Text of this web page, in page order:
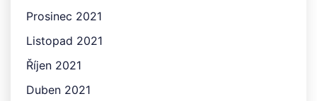
Prosinec 2021
Listopad 2021
Říjen 2021
Duben 2021